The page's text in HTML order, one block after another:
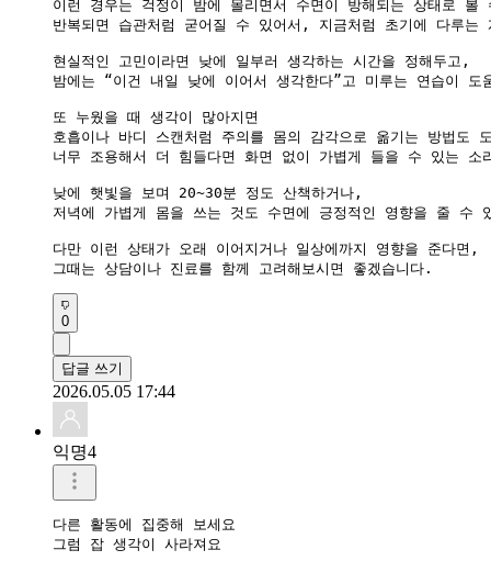
이런 경우는 걱정이 밤에 몰리면서 수면이 방해되는 상태로
반복되면 습관처럼 굳어질 수 있어서, 지금처럼 초기에 다루는
현실적인 고민이라면 낮에 일부러 생각하는 시간을 정해두고,
밤에는 “이건 내일 낮에 이어서 생각한다”고 미루는 연습이
또 누웠을 때 생각이 많아지면
호흡이나 바디 스캔처럼 주의를 몸의 감각으로 옮기는 방법도
너무 조용해서 더 힘들다면 화면 없이 가볍게 들을 수 있는 소
낮에 햇빛을 보며 20~30분 정도 산책하거나,
저녁에 가볍게 몸을 쓰는 것도 수면에 긍정적인 영향을 줄 수
다만 이런 상태가 오래 이어지거나 일상에까지 영향을 준다면,
그때는 상담이나 진료를 함께 고려해보시면 좋겠습니다.
0
답글 쓰기
2026.05.05 17:44
익명4
다른 활동에 집중해 보세요
그럼 잡 생각이 사라져요